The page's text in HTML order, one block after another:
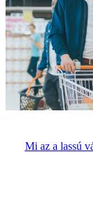
Mi az a lassú